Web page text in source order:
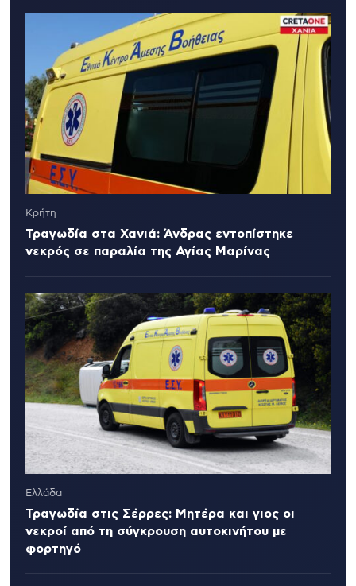
Κρήτη
Τραγωδία στα Χανιά: Άνδρας εντοπίστηκε
νεκρός σε παραλία της Αγίας Μαρίνας
Ελλάδα
Τραγωδία στις Σέρρες: Μητέρα και γιος οι
νεκροί από τη σύγκρουση αυτοκινήτου με
φορτηγό